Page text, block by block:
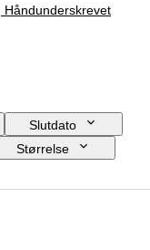
Håndunderskrevet
Slutdato
Størrelse